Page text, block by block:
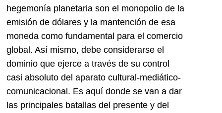
hegemonía planetaria son el monopolio de la
emisión de dólares y la mantención de esa
moneda como fundamental para el comercio
global. Así mismo, debe considerarse el
dominio que ejerce a través de su control
casi absoluto del aparato cultural-mediático-
comunicacional. Es aquí donde se van a dar
las principales batallas del presente y del